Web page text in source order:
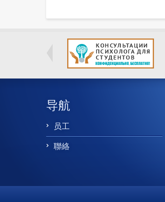
导航
员工
聯絡